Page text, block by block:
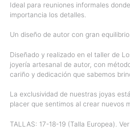
Ideal para reuniones informales
importancia los detalles.
Un diseño de autor con gran
Diseñado y realizado en el taller de
joyería artesanal de autor, con
cariño y dedicación que sabemos
La exclusividad de nuestras joyas
placer que sentimos al crear nuevos
TALLAS: 17-18-19 (Talla Europea).